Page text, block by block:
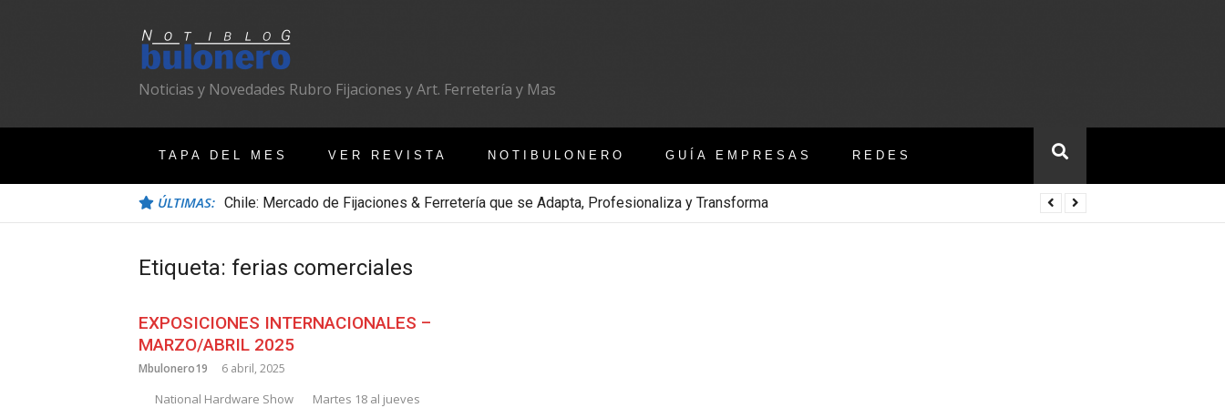
Noticias y Novedades Rubro Fijaciones y Art. Ferretería y Mas
TAPA DEL MES VER REVISTA NOTIBULONERO GUÍA EMPRESAS REDES
ÚLTIMAS: Chile: Mercado de Fijaciones & Ferretería que se Adapta, Profesionaliza y Transforma
Etiqueta: ferias comerciales
EXPOSICIONES INTERNACIONALES –
MARZO/ABRIL 2025
Mbulonero19 6 abril, 2025
National Hardware Show
Martes 18 al jueves